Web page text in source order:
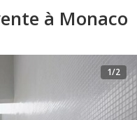
à Monaco
1/2